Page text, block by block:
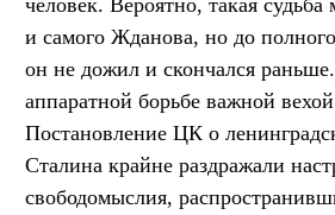
и самого Жданова, но до
он не дожил и скончался
аппаратной борьбе важной
Постановление ЦК о
Сталина крайне раздражали
свободомыслия,